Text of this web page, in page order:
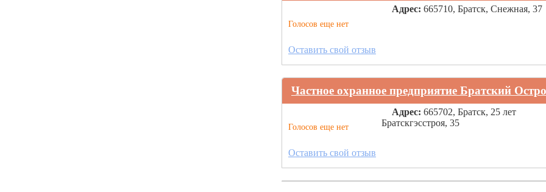
Голосов еще нет
Адрес: 665710, Братск, Снежная, 37
Оставить свой отзыв
Частное охранное предприятие Братский
Голосов еще нет
Адрес: 665702, Братск, 25 лет
Братскгэсстроя, 35
Оставить свой отзыв